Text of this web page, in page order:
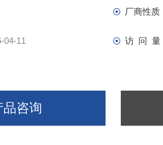
厂商性质
04-11 访 问 量
品咨询